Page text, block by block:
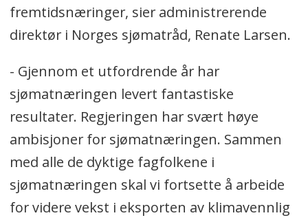
Det ble en solid eksportrekord for
blant annet laks, kongekrabbe,
fremtidsnæringer, sier administrerende
direktør i Norges sjømatråd, Renate Larsen.
- Gjennom et utfordrende år har
sjømatnæringen levert fantastiske
resultater. Regjeringen har svært høye
ambisjoner for sjømatnæringen. Sammen
med alle de dyktige fagfolkene i
sjømatnæringen skal vi fortsette å arbeide
for videre vekst i eksporten av klimavennlig